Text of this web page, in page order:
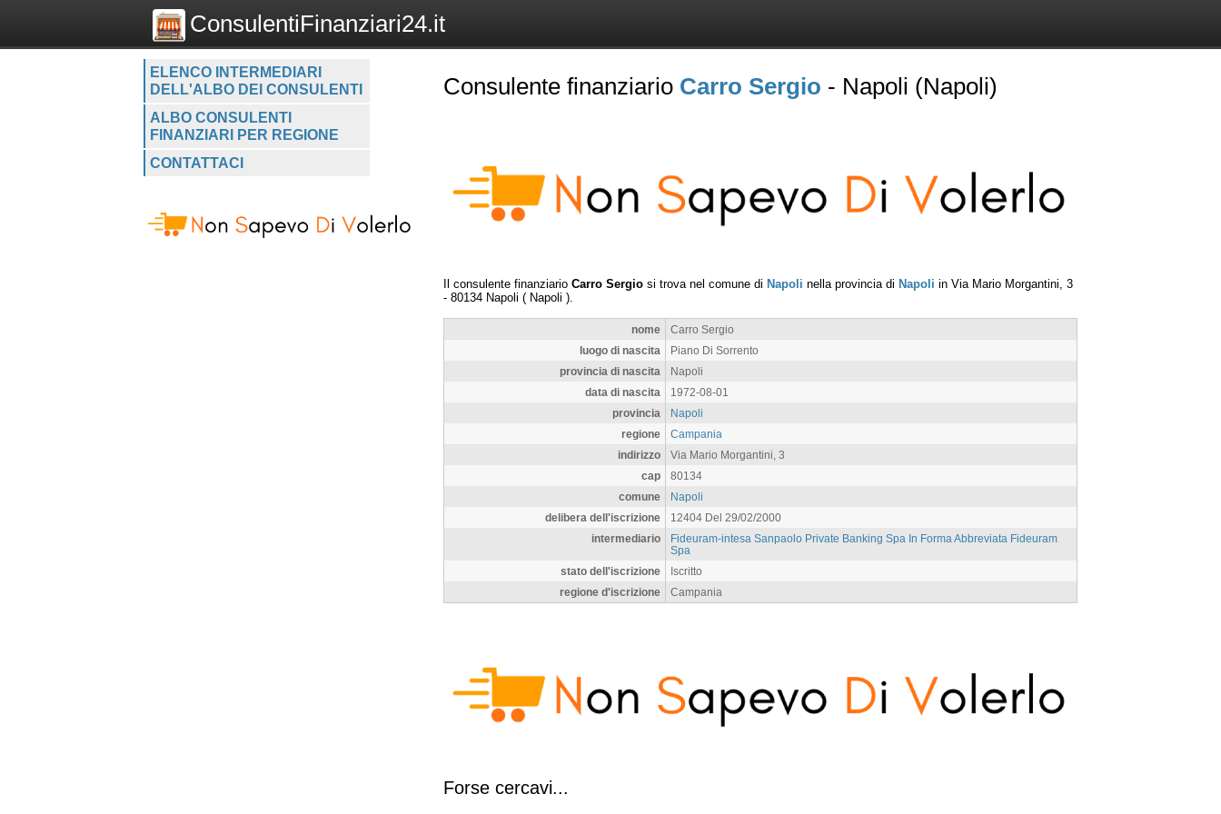
ConsulentiFinanziari24.it
ELENCO INTERMEDIARI
DELL'ALBO DEI CONSULENTI
ALBO CONSULENTI
FINANZIARI PER REGIONE
CONTATTACI
Consulente finanziario Carro Sergio - Napoli (Napoli)
Il consulente finanziario Carro Sergio si trova nel comune di Napoli nella provincia di Napoli in Via Mario Morgantini, 3
- 80134 Napoli ( Napoli ).
nome
Carro Sergio
luogo di nascita
Piano Di Sorrento
provincia di nascita
Napoli
data di nascita
1972-08-01
provincia
Napoli
regione
Campania
indirizzo
Via Mario Morgantini, 3
cap
80134
comune
Napoli
delibera dell'iscrizione
12404 Del 29/02/2000
intermediario
Fideuram-intesa Sanpaolo Private Banking Spa In Forma Abbreviata Fideuram
Spa
stato dell'iscrizione
Iscritto
regione d'iscrizione
Campania
Forse cercavi...